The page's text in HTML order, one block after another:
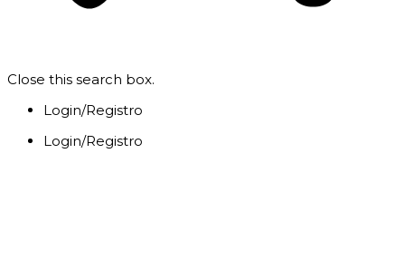
Close this search box.
Login/Registro
Login/Registro